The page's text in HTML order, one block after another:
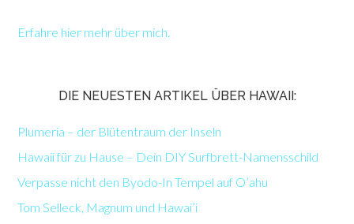
Erfahre hier mehr über mich.
DIE NEUESTEN ARTIKEL ÜBER HAWAII:
Plumeria – der Blütentraum der Inseln
Hawaii für zu Hause – Dein DIY Surfbrett-Namensschild
Verpasse nicht den Byodo-In Tempel auf O’ahu
Tom Selleck, Magnum und Hawai’i